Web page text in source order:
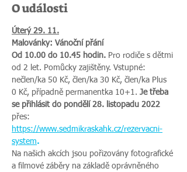
O události
Úterý 29. 11.
Malovánky: Vánoční přání
Od 10.00 do 10.45 hodin. Pro rodiče s dětmi
od 2 let. Pomůcky zajištěny. Vstupné:
nečlen/ka 50 Kč, člen/ka 30 Kč, člen/ka Plus
0 Kč, případně permanentka 10+1. Je třeba
se přihlásit do pondělí 28. listopadu 2022
přes:
https://www.sedmikraskahk.cz/rezervacni-
system.
Na našich akcích jsou pořizovány fotografické
a filmové záběry na základě oprávněného